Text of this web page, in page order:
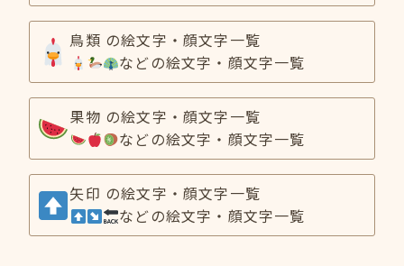
鳥類 の絵文字・顔文字一覧
などの絵文字・顔文字一覧
果物 の絵文字・顔文字一覧
などの絵文字・顔文字一覧
矢印 の絵文字・顔文字一覧
などの絵文字・顔文字一覧